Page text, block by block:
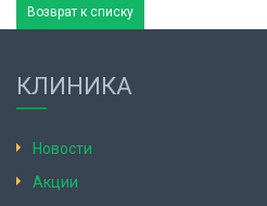
Возврат к списку
КЛИНИКА
Новости
Акции